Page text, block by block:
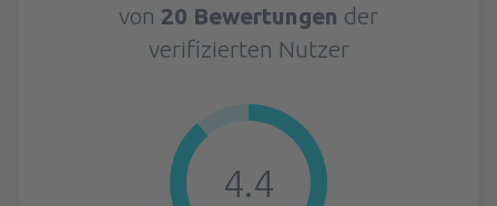
von 20 Bewertungen der
verifizierten Nutzer
4.4